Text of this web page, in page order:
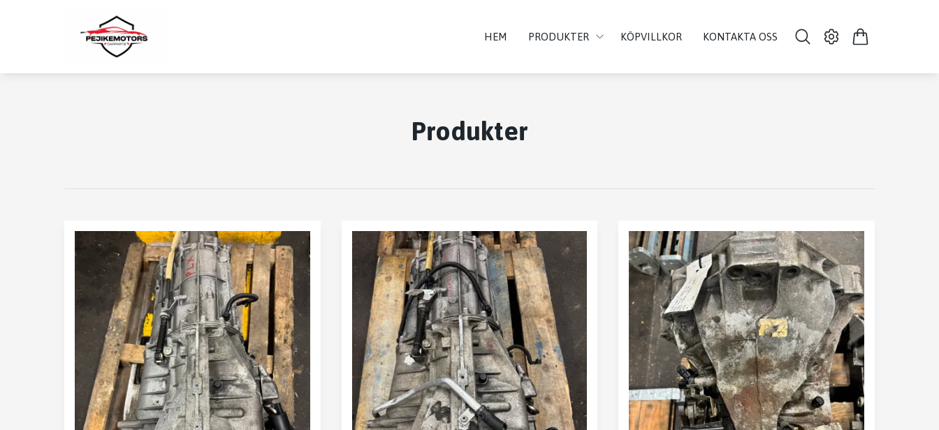
HEM PRODUKTER KÖPVILLKOR KONTAKTA OSS
Produkter